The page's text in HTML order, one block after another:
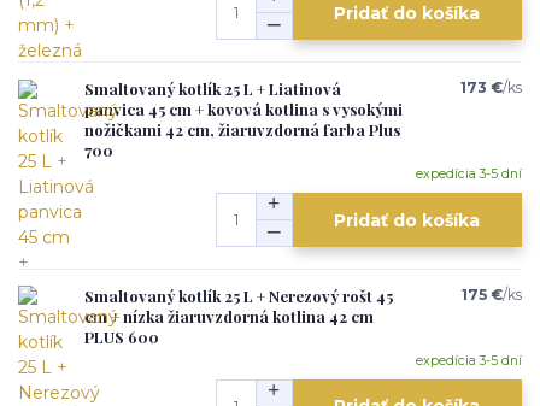
Pridať do košíka
Smaltovaný kotlík 25 L + Liatinová
panvica 45 cm + kovová kotlina s vysokými
nožičkami 42 cm, žiaruvzdorná farba Plus
700
173 €/ks
expedícia 3-5 dní
Pridať do košíka
Smaltovaný kotlík 25 L + Nerezový rošt 45
cm + nízka žiaruvzdorná kotlina 42 cm
PLUS 600
175 €/ks
expedícia 3-5 dní